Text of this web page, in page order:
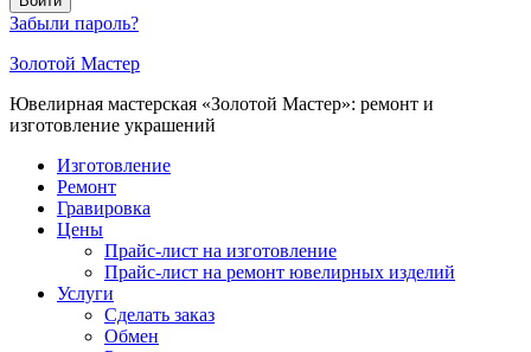
Забыли пароль?
Золотой Мастер
Ювелирная мастерская «Золотой Мастер»: ремонт и
изготовление украшений
Изготовление
Ремонт
Гравировка
Цены
Прайс-лист на изготовление
Прайс-лист на ремонт ювелирных изделий
Услуги
Сделать заказ
Обмен